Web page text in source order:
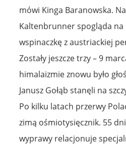
mówi Kinga Baranowska.
Kaltenbrunner spogląda na
wspinaczkę z austriackiej
Zostały jeszcze trzy – 9
himalaizmie znowu było
Janusz Gołąb stanęli na
Po kilku latach przerwy
zimą ośmiotysięcznik. 55
wyprawy relacjonuje